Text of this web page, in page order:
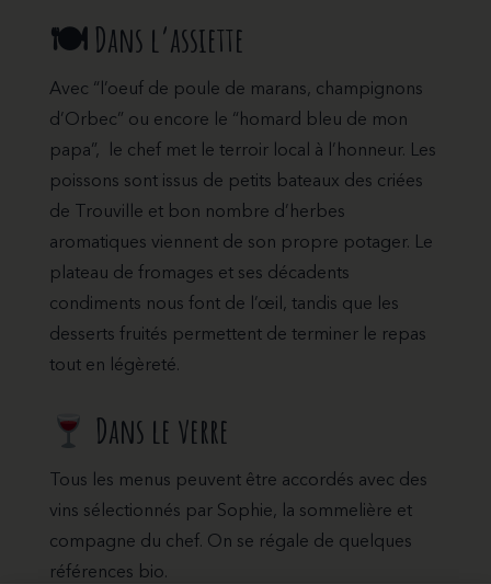
🍽Dans l’assiette
Avec “l’oeuf de poule de marans, champignons
d’Orbec” ou encore le “homard bleu de mon
papa”, le chef met le terroir local à l’honneur. Les
poissons sont issus de petits bateaux des criées
de Trouville et bon nombre d’herbes
aromatiques viennent de son propre potager. Le
plateau de fromages et ses décadents
condiments nous font de l’œil, tandis que les
desserts fruités permettent de terminer le repas
tout en légèreté.
Dans le verre
Tous les menus peuvent être accordés avec des
vins sélectionnés par Sophie, la sommelière et
compagne du chef. On se régale de quelques
références bio.